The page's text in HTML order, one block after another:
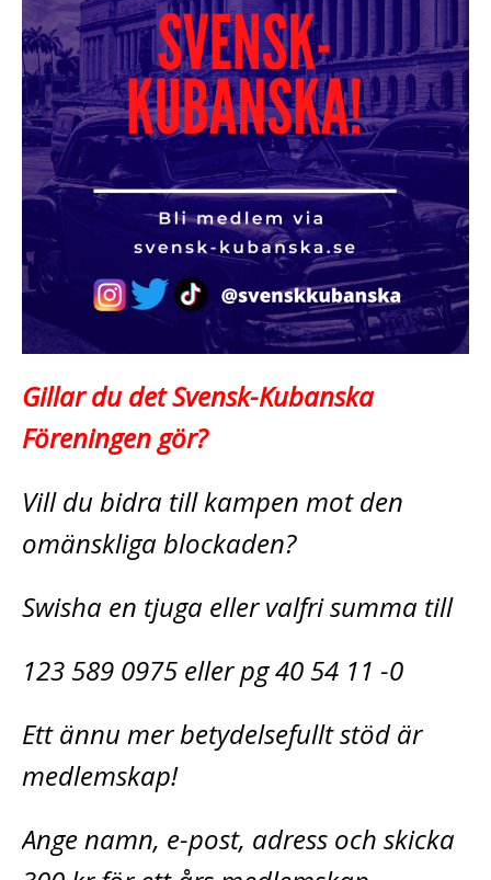
Gillar du det Svensk-Kubanska
Föreningen gör?
Vill du bidra till kampen mot den
omänskliga blockaden?
Swisha en tjuga eller valfri summa till
123 589 0975 eller pg 40 54 11 -0
Ett ännu mer betydelsefullt stöd är
medlemskap!
Ange namn, e-post, adress och skicka